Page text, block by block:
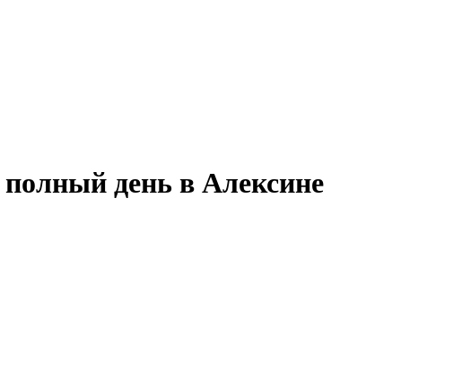
день в Алексине